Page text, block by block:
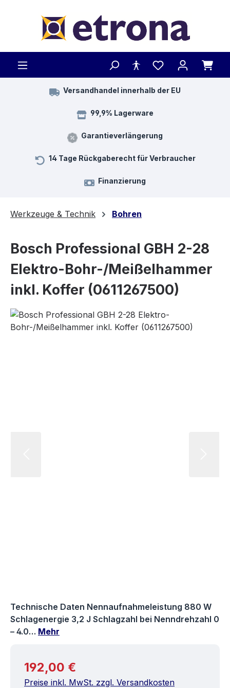
Versandhandel innerhalb der EU
99,9% Lagerware
Garantieverlängerung
14 Tage Rückgaberecht für Verbraucher
Finanzierung
Werkzeuge & Technik Bohren
Bosch Professional GBH 2-28
Elektro-Bohr-/Meißelhammer
inkl. Koffer (0611267500)
Bildergalerie überspringen
Technische Daten Nennaufnahmeleistung 880 W
Schlagenergie 3,2 J Schlagzahl bei Nenndrehzahl 0
– 4.0… Mehr
Regulärer Preis:
192,00 €
Preise inkl. MwSt. zzgl. Versandkosten